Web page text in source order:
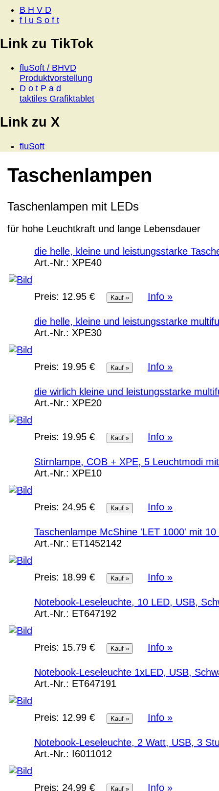
B H V D
f l u S o f t
Link zu TikTok
fluSoft / BHVD
Produktvorstellung
D o t P a d
taktiles Grafiktablet
Link zu X
fluSoft
Taschenlampen
Taschenlampen mit LEDs
für hohe Leuchtkraft und lange Lebensdauer
die helle, kleine und leistungsstarke
Art.-Nr.: XPE40
Preis: 12.95 € Info »
die helle, kleine und leistungsstarke
Art.-Nr.: XPE30
Preis: 19.95 € Info »
die wirlich kleine und leistungsstarke
Art.-Nr.: XPE20
Preis: 19.95 € Info »
Stirnlampe, COB + XPE, 5 Leuchtmodi
Art.-Nr.: XPE10
Preis: 24.95 € Info »
Taschenlampe McShine 'LET 1000' mit 10
Art.-Nr.: ET1452142
Preis: 18.99 € Info »
Notebook-Leseleuchte, 10 LED, USB,
Art.-Nr.: ET647192
Preis: 15.79 € Info »
Notebook-Leseleuchte 1xLED, USB,
Art.-Nr.: ET647191
Preis: 12.99 € Info »
Notebook-Leseleuchte, 2 Watt, USB, 3
Art.-Nr.: I6011012
Preis: 24.99 € Info »